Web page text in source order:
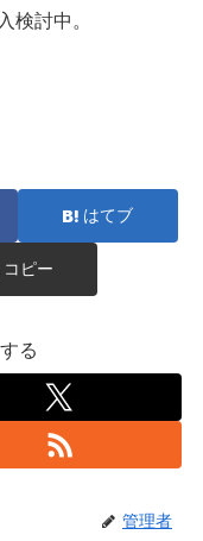
検討中。
はてブ
コピー
る
管理者